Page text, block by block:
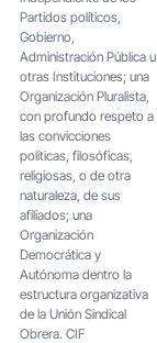
Partidos políticos,
Gobierno,
Administración Pública u
otras Instituciones; una
Organización Pluralista,
con profundo respeto a
las convicciones
políticas, filosóficas,
religiosas, o de otra
naturaleza, de sus
afiliados; una
Organización
Democrática y
Autónoma dentro la
estructura organizativa
de la Unión Sindical
Obrera. CIF